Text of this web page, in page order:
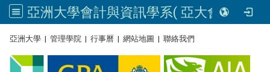
亞洲大學會計與資訊學系( 亞大會資系官網) | Asia University, Taiwan
亞洲大學 | 管理學院 | 行事曆 | 網站地圖 | 聯絡我們